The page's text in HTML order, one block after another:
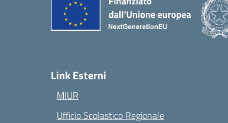
Link Esterni
MIUR
Ufficio Scolastico Regionale